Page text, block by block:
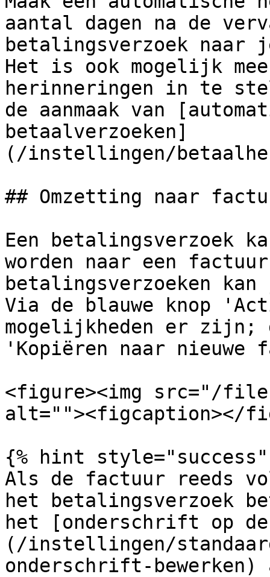
aantal dagen na de
betalingsverzoek naar
Het is ook mogelijk
herinneringen in te
de aanmaak van
betaalverzoeken]
(/instellingen/
## Omzetting naar
Een betalingsverzoek
worden naar een
betalingsverzoeken
Via de blauwe knop
mogelijkheden er
'Kopiëren naar nieuwe
<figure><img src="/files/
alt=""><figcaption></
{% hint style="success"
Als de factuur reeds
het betalingsverzoek
het [onderschrift op
(/instellingen/
onderschrift-bewerken)